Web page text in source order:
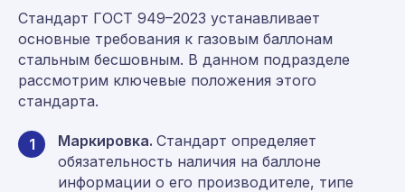
Стандарт ГОСТ 949–2023 устанавливает
основные требования к газовым баллонам
стальным бесшовным. В данном подразделе
рассмотрим ключевые положения этого
стандарта.
1 Маркировка. Стандарт определяет
обязательность наличия на баллоне
информации о его производителе, типе